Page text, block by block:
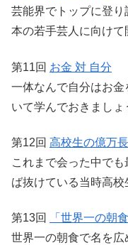
芸能界でトップに登
本の若手芸人に向けて
第11回 お金 対 自分
一体なんで自分はお
いて学んでおきましょ
第12回 高校生の億万
これまで会った中で
ば抜けている当時高
第13回
「世界一の朝
世界一の朝食で名を